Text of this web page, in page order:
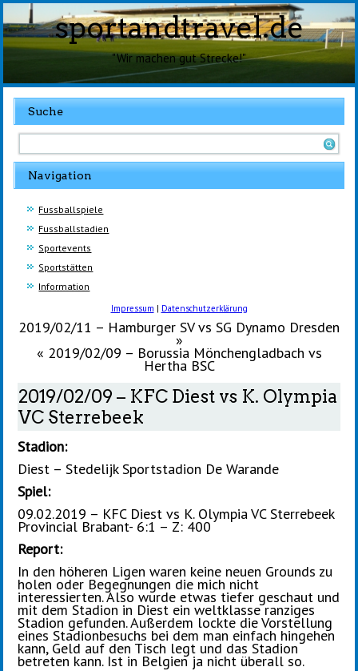
sportandtravel.de
"Wir machen gut Strecke!"
Suche
Navigation
Fussballspiele
Fussballstadien
Sportevents
Sportstätten
Information
Impressum | Datenschutzerklärung
2019/02/11 – Hamburger SV vs SG Dynamo Dresden
»
« 2019/02/09 – Borussia Mönchengladbach vs
Hertha BSC
2019/02/09 – KFC Diest vs K. Olympia
VC Sterrebeek
Stadion:
Diest – Stedelijk Sportstadion De Warande
Spiel:
09.02.2019 – KFC Diest vs K. Olympia VC Sterrebeek
Provincial Brabant- 6:1 – Z: 400
Report:
In den höheren Ligen waren keine neuen Grounds zu
holen oder Begegnungen die mich nicht
interessierten. Also wurde etwas tiefer geschaut und
mit dem Stadion in Diest ein weltklasse ranziges
Stadion gefunden. Außerdem lockte die Vorstellung
eines Stadionbesuchs bei dem man einfach hingehen
kann, Geld auf den Tisch legt und das Stadion
betreten kann. Ist in Belgien ja nicht überall so.